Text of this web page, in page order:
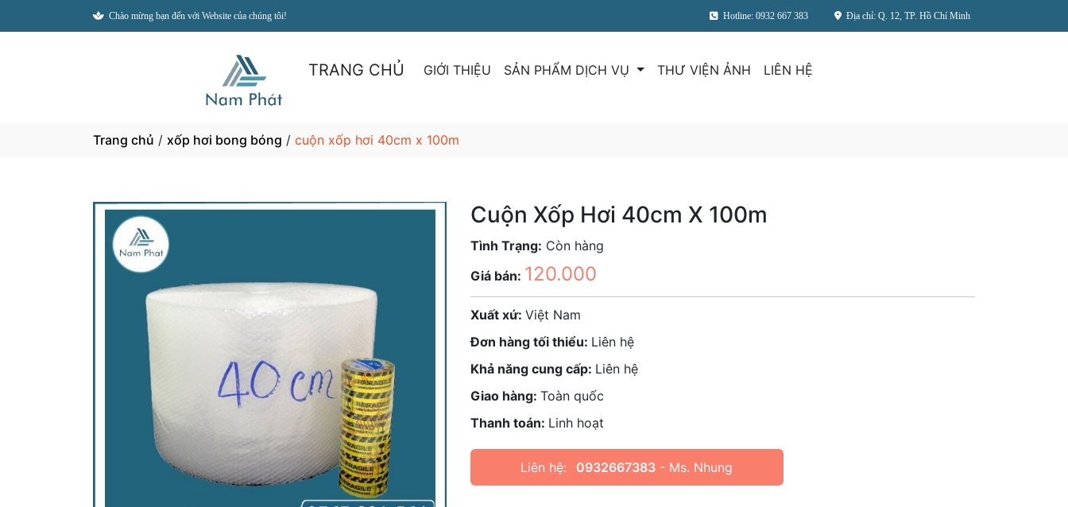
Chào mừng bạn đến với Website của chúng tôi! Hotline: 0932 667 383 Địa chỉ: Q. 12, TP. Hồ Chí Minh
TRANG CHỦ GIỚI THIỆU SẢN PHẨM DỊCH VỤ THƯ VIỆN ẢNH LIÊN HỆ
Trang chủ / xốp hơi bong bóng / cuộn xốp hơi 40cm x 100m
Cuộn Xốp Hơi 40cm X 100m
Tình Trạng: Còn hàng
Giá bán: 120.000
Xuất xứ: Việt Nam
Đơn hàng tối thiểu: Liên hệ
Khả năng cung cấp: Liên hệ
Giao hàng: Toàn quốc
Thanh toán: Linh hoạt
Liên hệ: 0932667383 - Ms. Nhung